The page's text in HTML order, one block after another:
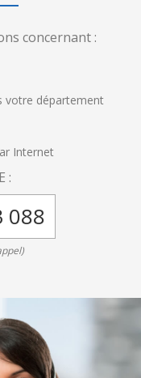
concernant :
votre département
Internet
:
088